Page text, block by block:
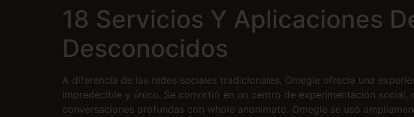
18 Servicios Y Aplicaciones
Desconocidos
A diferencia de las redes sociales tradicionales, Omegle ofrecía una
impredecible y único. Se convirtió en un centro de experimentación
conversaciones profundas con whole anonimato. Omegle se usó